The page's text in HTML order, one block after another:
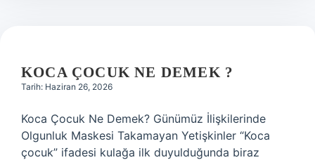
KOCA ÇOCUK NE DEMEK ?
Tarih: Haziran 26, 2026
Koca Çocuk Ne Demek? Günümüz İlişkilerinde
Olgunluk Maskesi Takamayan Yetişkinler “Koca
çocuk” ifadesi kulağa ilk duyulduğunda biraz